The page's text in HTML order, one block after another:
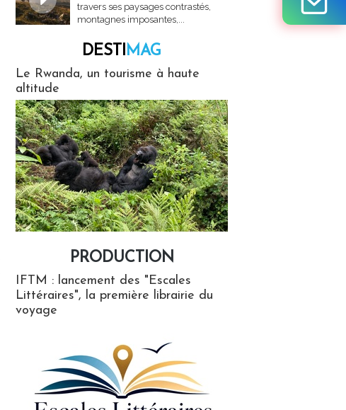
travers ses paysages contrastés,
montagnes imposantes,...
DESTIMAG
Le Rwanda, un tourisme à haute
altitude
PRODUCTION
IFTM : lancement des "Escales
Littéraires", la première librairie du
voyage